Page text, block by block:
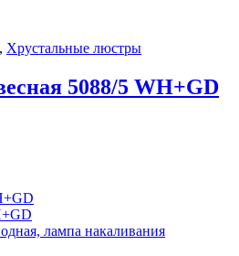
, Хрустальные люстры
5088/5 WH+GD
лампа накаливания